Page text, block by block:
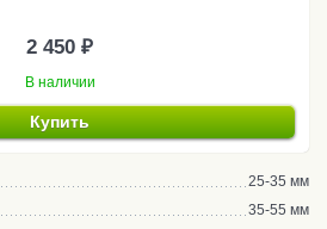
2 450 ₽
В наличии
Купить
25-35 мм
35-55 мм